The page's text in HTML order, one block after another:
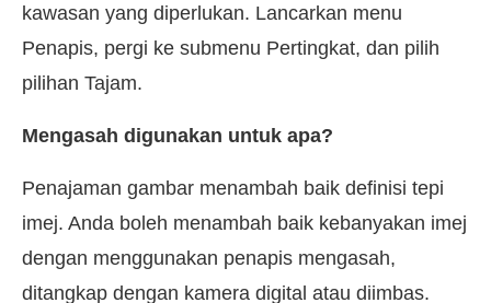
kawasan yang diperlukan. Lancarkan menu
Penapis, pergi ke submenu Pertingkat, dan pilih
pilihan Tajam.
Mengasah digunakan untuk apa?
Penajaman gambar menambah baik definisi tepi
imej. Anda boleh menambah baik kebanyakan imej
dengan menggunakan penapis mengasah,
ditangkap dengan kamera digital atau diimbas.